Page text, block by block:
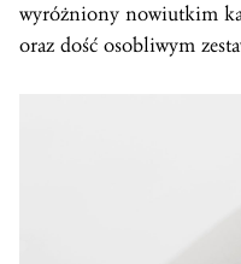
wyróżniony nowiutkim
oraz dość osobliwym